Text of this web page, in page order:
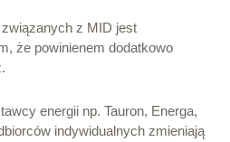
z MID jest
że powinienem dodatkowo
energii np. Tauron, Energa,
indywidualnych zmieniają